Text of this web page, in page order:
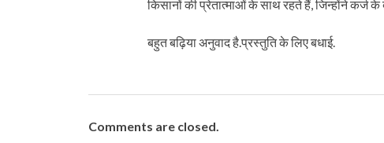
किसानों की प्रेतात्‍माओं के साथ रहते हैं, जिन्‍होंने कर्ज
बहुत बढ़िया अनुवाद है.प्रस्तुति के लिए बधाई.
Comments are closed.